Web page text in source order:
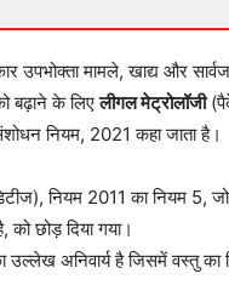
उपभोक्ता मामले, खाद्य और
बढ़ाने के लिएलीगल मेट्रोलॉजी
नियम, 2021 कहा जाता है।
नियम 2011 का नियम 5,
को छोड़ दिया गया।
अनिवार्य है जिसमें वस्तु का